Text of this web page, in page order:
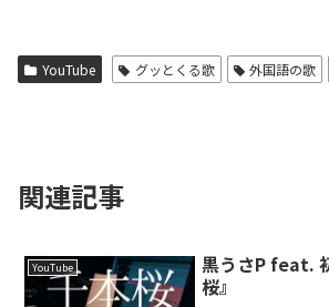
YouTube グッとくる歌 外国語の歌
関連記事
YouTube
黒うさP feat.
桜』